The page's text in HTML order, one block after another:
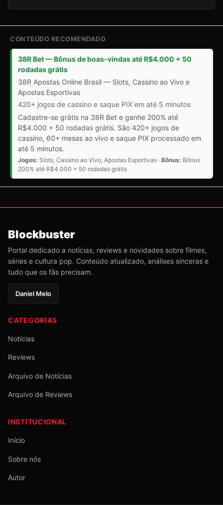
CONTEÚDO RECOMENDADO
38R Bet — Bônus de boas-vindas até R$4.000 + 50
rodadas grátis
38R Apostas Online Brasil — Slots, Cassino ao Vivo e
Apostas Esportivas
420+ jogos de cassino e saque PIX em até 5 minutos
Cadastre-se grátis na 38R Bet e ganhe 200% até
R$4.000 + 50 rodadas grátis. São 420+ jogos de
cassino, 60+ mesas ao vivo e saque PIX processado em
até 5 minutos.
Jogos: Slots, Cassino ao Vivo, Apostas Esportivas · Bônus: Bônus
200% até R$4.000 + 50 rodadas grátis
Blockbuster
Portal dedicado a notícias, reviews e novidades sobre filmes,
séries e cultura pop. Conteúdo atualizado, análises sinceras e
tudo que os fãs precisam.
Daniel Melo
CATEGORIAS
Notícias
Reviews
Arquivo de Notícias
Arquivo de Reviews
INSTITUCIONAL
Início
Sobre nós
Autor